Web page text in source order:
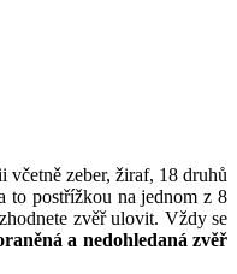
zeber, žiraf, 18 druhů
to postřížkou na jednom z 8
zvěř ulovit. Vždy se
a nedohledaná zvěř